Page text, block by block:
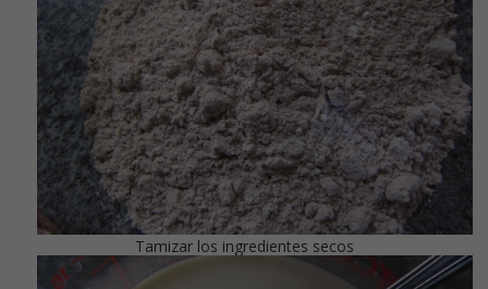
Tamizar los ingredientes secos